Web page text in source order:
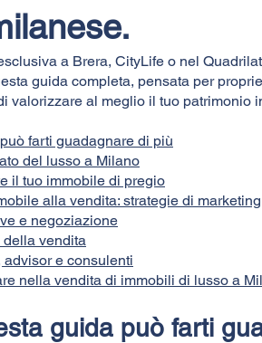
a Brera, CityLife o nel
guida completa, pensata per
valorizzare al meglio il tuo patrimonio
farti guadagnare di più
del lusso a Milano
il tuo immobile di pregio
alla vendita: strategie di
e negoziazione
vendita
advisor e consulenti
nella vendita di immobili di lusso a
guida può farti